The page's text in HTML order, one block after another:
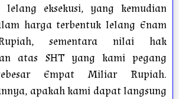
lelang eksekusi, yang kemudian
harga terbentuk lelang Enam
sementara nilai hak
atas SHT yang kami pegang
Empat Miliar Rupiah.
apakah kami dapat langsung